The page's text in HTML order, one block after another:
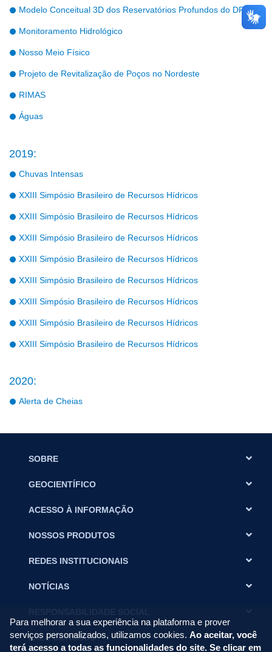
Modelo Conceitual 3D dos Reservatórios Profundos do DF
Monitoramento Hidrológico
Nosso Meio Físico
Projeto de Revitalização de Poços no Nordeste
RIMAS
Águas
2019:
Chuvas Intensas
XXIII Simpósio Brasileiro de Recursos Hídricos
XXIII Simpósio Brasileiro de Recursos Hídricos
XXIII Simpósio Brasileiro de Recursos Hídricos
XXIII Simpósio Brasileiro de Recursos Hídricos
XXIII Simpósio Brasileiro de Recursos Hídricos
XXIII Simpósio Brasileiro de Recursos Hídricos
XXIII Simpósio Brasileiro de Recursos Hídricos
XXIII Simpósio Brasileiro de Recursos Hídricos
2020:
Alerta de Cheias
SOBRE
GEOCIENTÍFICO
ACESSO À INFORMAÇÃO
NOSSOS PRODUTOS
REDES INSTITUCIONAIS
NOTÍCIAS
FALE CONOSCO
Para melhorar a sua experiência na plataforma e prover
serviços personalizados, utilizamos cookies. Ao aceitar, você
terá acesso a todas as funcionalidades do site. Se clicar em